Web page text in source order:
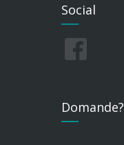
Social
Domande?